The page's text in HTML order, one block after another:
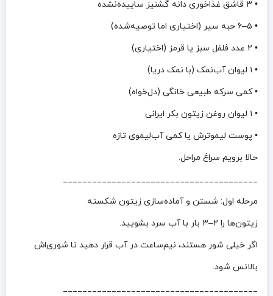
• ۳ قاشق غذاخوری دانه گشنیز ساییده‌نشده
• ۵–۶ حبه سیر (اختیاری اما توصیه‌شده)
• ۲ عدد فلفل سبز یا قرمز (اختیاری)
• ۱ لیوان آب‌نمک (با نمک دریا)
• کمی سرکه طبیعی خانگی (دل‌خواه)
• ۱ لیوان روغن زیتون بکر ایرانی
• پوست لیموترش یا کمی آب‌لیموی تازه
حالا برویم سراغ مراحل.
________________________________________
مرحله اول: شستن و آماده‌سازی زیتون شکسته
زیتون‌ها را ۲–۳ بار با آب سرد بشویید.
اگر خیلی شور هستند، نیم‌ساعت در آب قرار دهید تا شوری‌اش
بالانس شود.
________________________________________